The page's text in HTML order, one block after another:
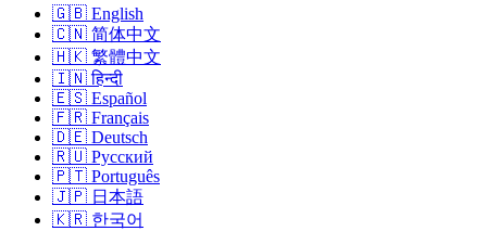
🇬🇧 English
🇨🇳 简体中文
🇭🇰 繁體中文
🇮🇳 हिन्दी
🇪🇸 Español
🇫🇷 Français
🇩🇪 Deutsch
🇷🇺 Русский
🇵🇹 Português
🇯🇵 日本語
🇰🇷 한국어